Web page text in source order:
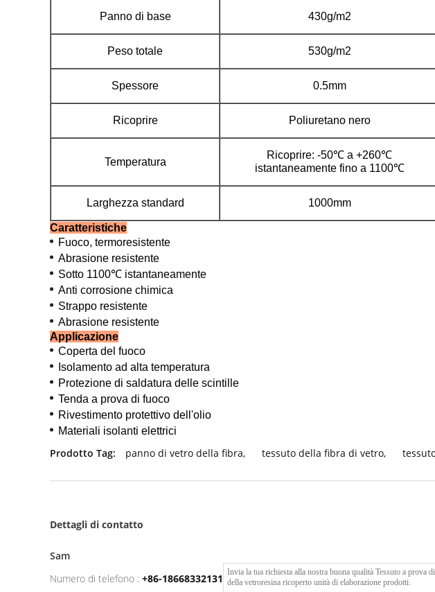
Panno di base 430g/m2
Peso totale 530g/m2
Spessore 0.5mm
Ricoprire Poliuretano nero
Temperatura
Ricoprire: -50℃ a +260℃
istantaneamente fino a 1100℃
Larghezza standard 1000mm
Caratteristiche
Fuoco, termoresistente
Abrasione resistente
Sotto 1100℃ istantaneamente
Anti corrosione chimica
Strappo resistente
Abrasione resistente
Applicazione
Coperta del fuoco
Isolamento ad alta temperatura
Protezione di saldatura delle scintille
Tenda a prova di fuoco
Rivestimento protettivo dell'olio
Materiali isolanti elettrici
Prodotto Tag: panno di vetro della fibra, tessuto della fibra di vetro,
Dettagli di contatto
Sam
Numero di telefono : +86-18668332131